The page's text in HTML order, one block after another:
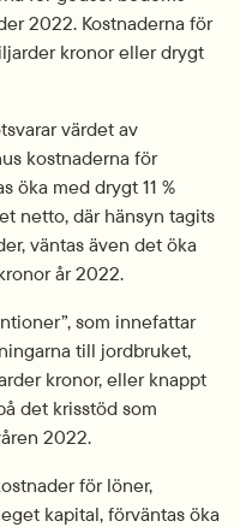
2022. Kostnaderna för
kronor eller drygt
värdet av
kostnaderna för
öka med drygt 11 %
netto, där hänsyn tagits
väntas även det öka
år 2022.
som innefattar
till jordbruket,
kronor, eller knappt
det krisstöd som
2022.
för löner,
kapital, förväntas öka